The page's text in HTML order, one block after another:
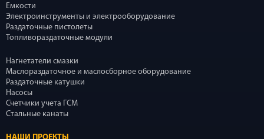
Емкости
Электроинструменты и электрооборудование
Раздаточные пистолеты
Топливораздаточные модули
Нагнетатели смазки
Маслораздаточное и маслосборное оборудование
Раздаточные катушки
Насосы
Счетчики учета ГСМ
Стальные канаты